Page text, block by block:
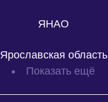
ЯНАО
Ярославская область
Показать ещё